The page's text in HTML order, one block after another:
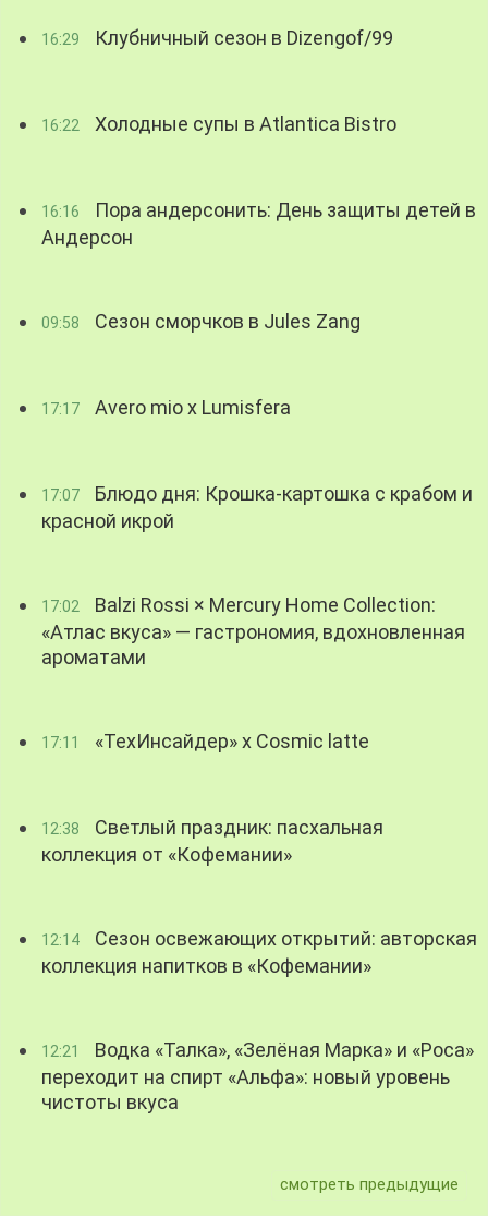
16:29 Клубничный сезон в Dizengof/99
16:22 Холодные супы в Atlantica Bistro
16:16
Пора андерсонить: День защиты детей в
Андерсон
09:58 Сезон сморчков в Jules Zang
17:17 Avero mio x Lumisfera
17:07
Блюдо дня: Крошка-картошка с крабом и
красной икрой
17:02
Balzi Rossi × Mercury Home Collection:
«Атлас вкуса» — гастрономия, вдохновленная
ароматами
17:11 «ТехИнсайдер» х Cosmic latte
12:38
Светлый праздник: пасхальная
коллекция от «Кофемании»
12:14
Сезон освежающих открытий: авторская
коллекция напитков в «Кофемании»
12:21
Водка «Талка», «Зелёная Марка» и «Роса»
переходит на спирт «Альфа»: новый уровень
чистоты вкуса
смотреть предыдущие